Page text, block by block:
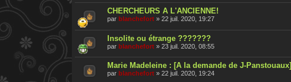
CHERCHEURS A L'ANCIENNE!
par blanchefort » 22 juil. 2020, 19:27
Insolite ou étrange ???????
par blanchefort » 23 juil. 2020, 08:55
Marie Madeleine : [A la demande de J-Panstouaux]
par blanchefort » 22 juil. 2020, 19:24